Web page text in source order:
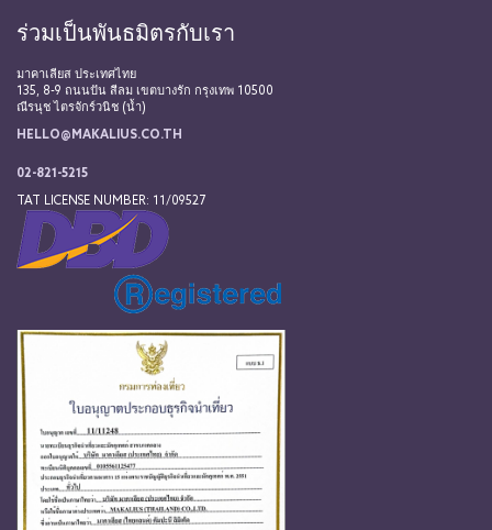
ร่วมเป็นพันธมิตรกับเรา
มาคาเลียส ประเทศไทย
135, 8-9 ถนนปัน สีลม เขตบางรัก กรุงเทพ 10500
ณีรนุช ไตรจักร์วนิช (น้ำ)
HELLO@MAKALIUS.CO.TH
02-821-5215
TAT LICENSE NUMBER: 11/09527